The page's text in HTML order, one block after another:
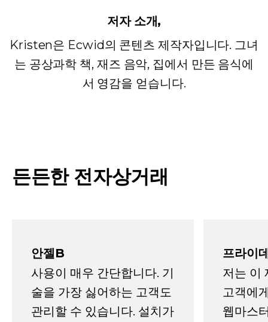
저자 소개,
Kristen은 Ecwid의 콘텐츠 제작자입니다. 그녀
는 공상과학 책, 재즈 음악, 집에서 만든 음식에
서 영감을 얻습니다.
든든한 전자상거래
안젤B
사용이 매우 간단합니다. 기
술을 가장 싫어하는 고객도
관리할 수 있습니다. 설치가
프라이
저는 이
고객에
웹마스